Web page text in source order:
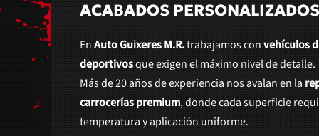
ACABADOS PERSONALIZADOS
EnAuto Guixeres M.R.trabajamos convehículos
deportivosque exigen el máximo nivel de detalle.
Más de 20 años de experiencia nos avalan en la
carrocerías premium, donde cada superficie
temperatura y aplicación uniforme.